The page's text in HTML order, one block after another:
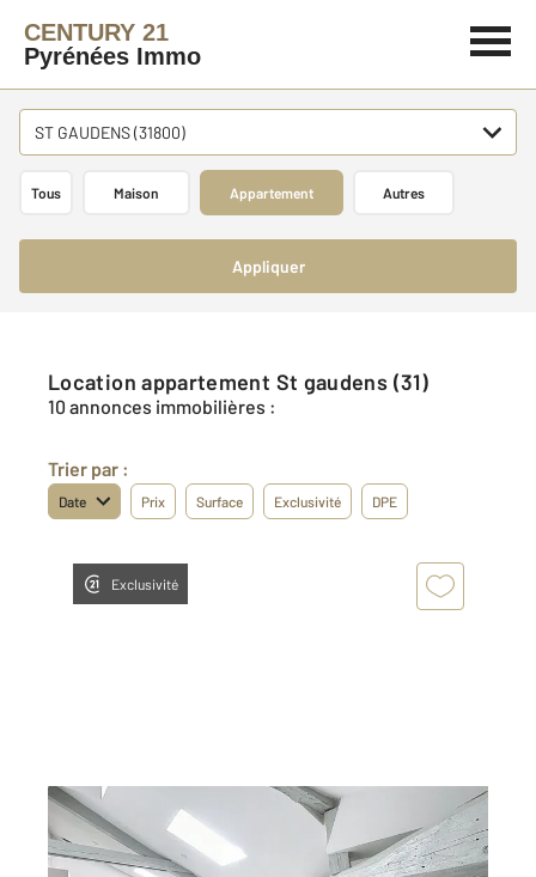
CENTURY 21
Pyrénées Immo
ST GAUDENS (31800)
Tous Maison Appartement Autres
Appliquer
Location appartement St gaudens (31)
10 annonces immobilières :
Trier par :
Date Prix Surface Exclusivité DPE
Exclusivité
ST GAUDENS 31
33,99 m2, 2 pièces
Ref : 17398